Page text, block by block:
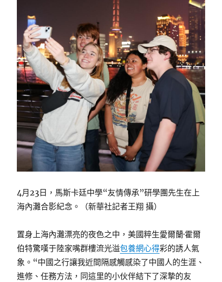
4月23日，馬斯卡廷中學“友情傳承”研學團先生在上
海內灘合影紀念。（新華社記者王翔 攝）
置身上海內灘漂亮的夜色之中，美國粹生愛爾蘭·霍爾
伯特驚嘆于陸家嘴群樓流光溢包養網心得彩的誘人氣
象。“中國之行讓我近間隔感觸感染了中國人的生涯、
進修、任務方法，同這里的小伙伴結下了深摯的友